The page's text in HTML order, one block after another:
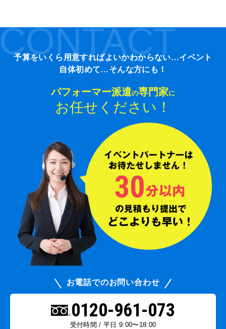
予算をいくら用意すればよいかわからない…イベント
自体初めて…そんな方にも！
パフォーマー派遣の専門家に
お任せください！
お電話でのお問い合わせ
0120-961-073
受付時間 / 平日 9:00〜18:00